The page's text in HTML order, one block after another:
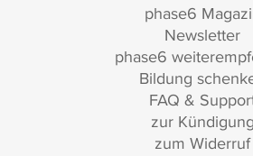
phase6
Newsletter
phase6
Bildung
FAQ &
zur Kündigung
zum Widerruf